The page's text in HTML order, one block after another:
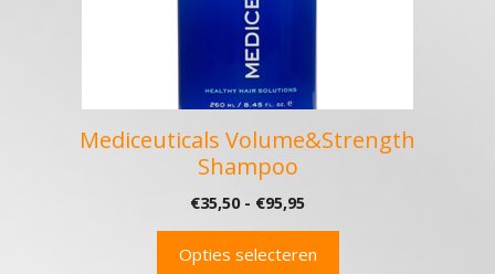
Mediceuticals Volume&Strength
Shampoo
€35,50 - €95,95Prijsklasse:
tot
Opties selecteren